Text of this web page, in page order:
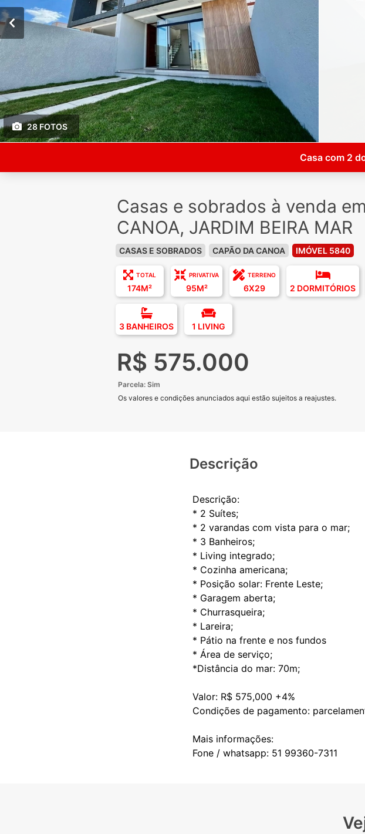
28 FOTOS
Casa com 2
Casas e sobrados à venda
CANOA, JARDIM BEIRA MAR
CASAS E SOBRADOS CAPÃO DA CANOA IMÓVEL 5840
TOTAL
174M²
PRIVATIVA
95M²
TERRENO
6X29 2 DORMITÓRIOS
3 BANHEIROS 1 LIVING
R$ 575.000
Parcela: Sim
Os valores e condições anunciados aqui estão sujeitos a reajustes.
Descrição
Descrição:
* 2 Suítes;
* 2 varandas com vista para o mar;
* 3 Banheiros;
* Living integrado;
* Cozinha americana;
* Posição solar: Frente Leste;
* Garagem aberta;
* Churrasqueira;
* Lareira;
* Pátio na frente e nos fundos
* Área de serviço;
*Distância do mar: 70m;
Valor: R$ 575,000 +4%
Condições de pagamento:
Mais informações: